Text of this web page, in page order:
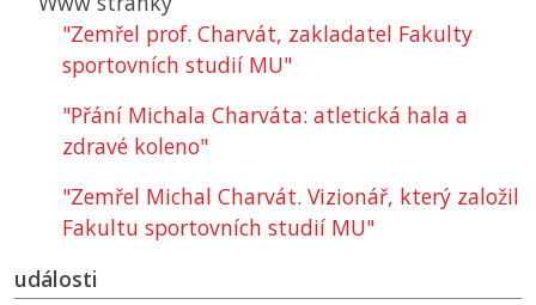
"Zemřel prof. Charvát, zakladatel Fakulty
sportovních studií MU"
"Přání Michala Charváta: atletická hala a
zdravé koleno"
"Zemřel Michal Charvát. Vizionář, který založil
Fakultu sportovních studií MU"
události